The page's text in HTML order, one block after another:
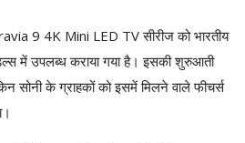
9 4K Mini LED TV सीरीज को भारतीय
में उपलब्ध कराया गया है। इसकी शुरुआती
सोनी के ग्राहकों को इसमें मिलने वाले फीचर्स